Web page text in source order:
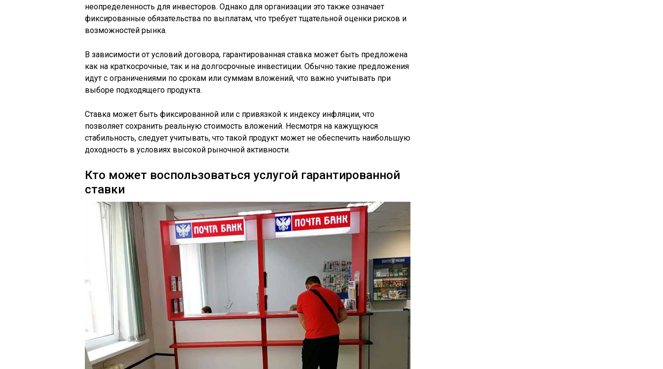
неопределенность для инвесторов. Однако для организации это также означает
фиксированные обязательства по выплатам, что требует тщательной оценки рисков и
возможностей рынка.
В зависимости от условий договора, гарантированная ставка может быть предложена
как на краткосрочные, так и на долгосрочные инвестиции. Обычно такие предложения
идут с ограничениями по срокам или суммам вложений, что важно учитывать при
выборе подходящего продукта.
Ставка может быть фиксированной или с привязкой к индексу инфляции, что
позволяет сохранить реальную стоимость вложений. Несмотря на кажущуюся
стабильность, следует учитывать, что такой продукт может не обеспечить наибольшую
доходность в условиях высокой рыночной активности.
Кто может воспользоваться услугой гарантированной
ставки